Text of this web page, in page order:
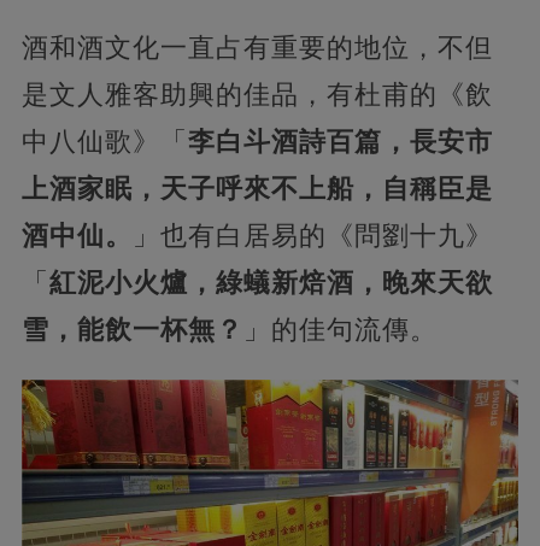
酒和酒文化一直占有重要的地位，不但
是文人雅客助興的佳品，有杜甫的《飲
中八仙歌》「 李白斗酒詩百篇，長安市
上酒家眠，天子呼來不上船，自稱臣是
酒中仙。
」也有白居易的《問劉十九》
「 紅泥小火爐，綠蟻新焙酒，晚來天欲
雪，能飲一杯無？ 」的佳句流傳。